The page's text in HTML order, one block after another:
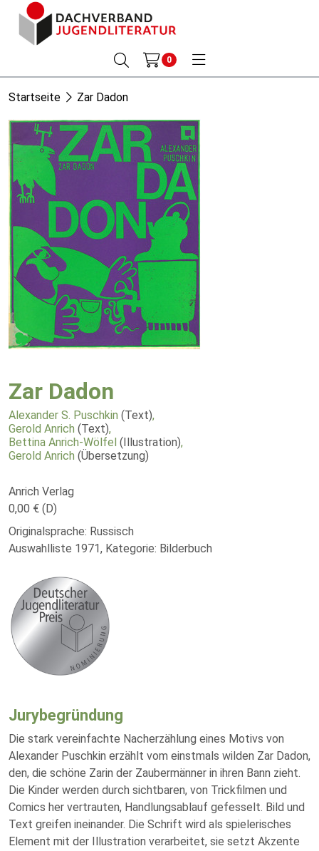
0
Startseite Zar Dadon
Zar Dadon
Alexander S. Puschkin (Text),
Gerold Anrich (Text),
Bettina Anrich-Wölfel (Illustration),
Gerold Anrich (Übersetzung)
Anrich Verlag
0,00 € (D)
Originalsprache: Russisch
Auswahlliste 1971, Kategorie: Bilderbuch
Jurybegründung
Die stark vereinfachte Nacherzählung eines Motivs von
Alexander Puschkin erzählt vom einstmals wilden Zar Dadon,
den, die schöne Zarin der Zaubermänner in ihren Bann zieht.
Die Kinder werden durch sichtbaren, von Trickfilmen und
Comics her vertrauten, Handlungsablauf gefesselt. Bild und
Text greifen ineinander. Die Schrift wird als spielerisches
Element mit der Illustration verarbeitet, sie setzt Akzente